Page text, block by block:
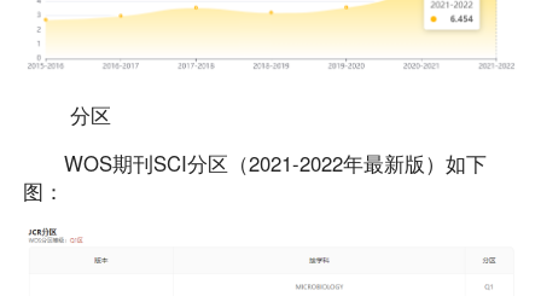
分区
WOS期刊SCI分区（2021-2022年最新版）如下
图：